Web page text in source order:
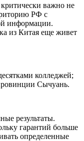
важно не
РФ с
информации.
из Китая еще живет
колледжей;
Сычуань.
результаты.
гарантий больше
определенные